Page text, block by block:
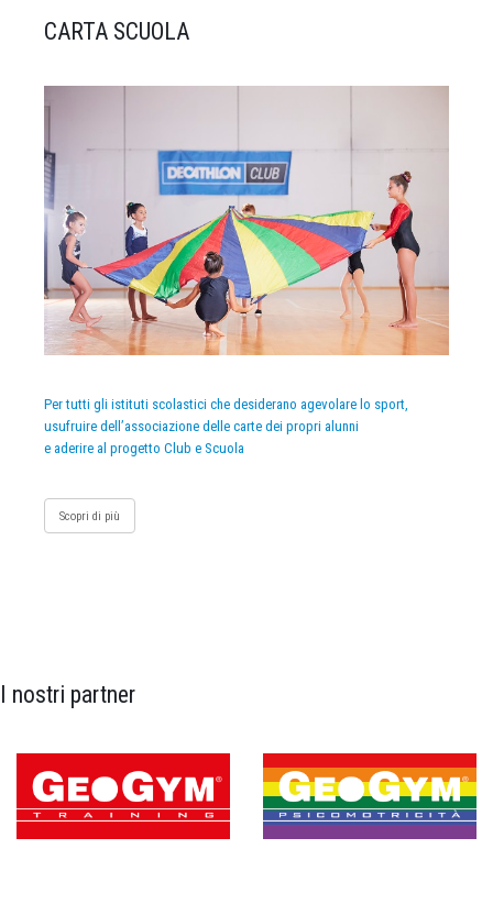
CARTA SCUOLA
Per tutti gli istituti scolastici che desiderano agevolare lo sport,
usufruire dell’associazione delle carte dei propri alunni
e aderire al progetto Club e Scuola
Scopri di più
I nostri partner